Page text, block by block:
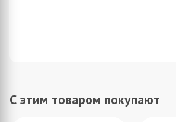
С этим товаром покупают